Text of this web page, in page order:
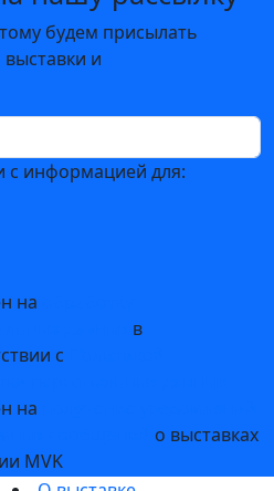
будем присылать
и
с информацией для:
на
в
с
на
о выставках
MVK